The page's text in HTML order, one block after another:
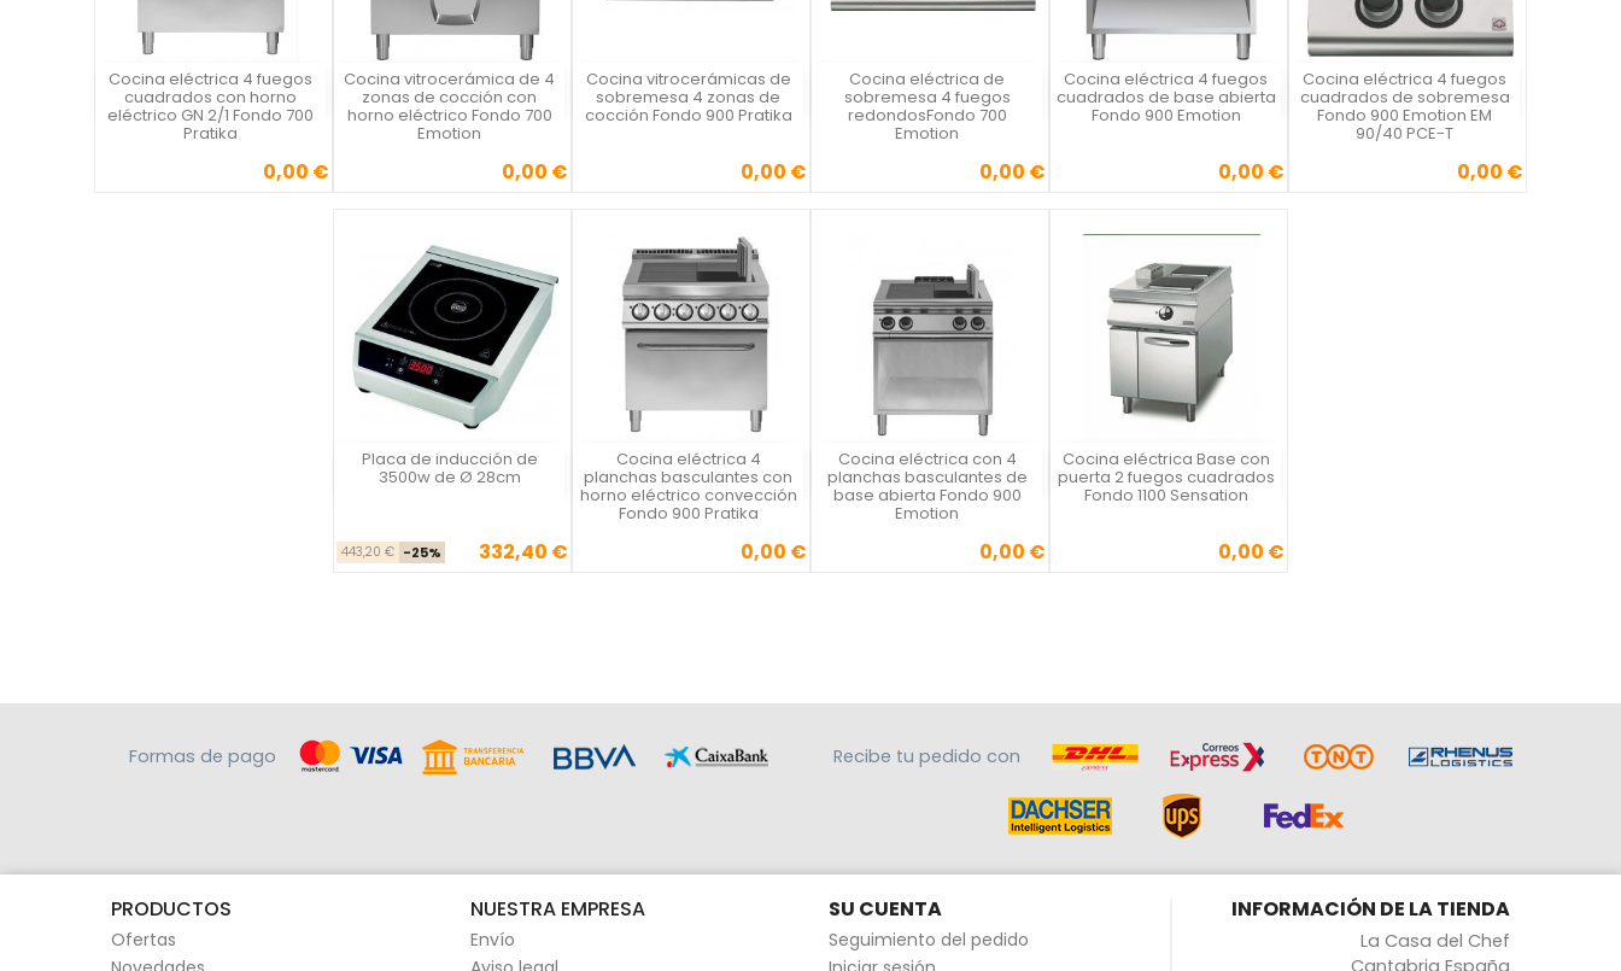
Cocina eléctrica 4 fuegos
cuadrados con horno
eléctrico GN 2/1 Fondo 700
Pratika
Precio0,00 €

Vista rápida Cocina vitrocerámica de 4
zonas de cocción con
horno eléctrico Fondo 700
Emotion
Precio0,00 €

Vista rápida Cocina vitrocerámicas de
sobremesa 4 zonas de
cocción Fondo 900 Pratika
Precio0,00 €

Vista rápida Cocina eléctrica de
sobremesa 4 fuegos
redondosFondo 700
Emotion
Precio0,00 €
Vista rápida Cocina eléctrica 4 fuegos
cuadrados de base abierta
Fondo 900 Emotion
Precio0,00 €

Vista rápida Cocina eléctrica 4 fuegos
cuadrados de sobremesa
Fondo 900 Emotion EM
90/40 PCE-T
Precio0,00 €

Vista rápida
Placa de inducción de
3500w de Ø 28cm
Precio base
443,20 € -25% Precio
332,40 €

Vista rápida Cocina eléctrica 4
planchas basculantes con
horno eléctrico convección
Fondo 900 Pratika
Precio0,00 €

Vista rápida Cocina eléctrica con 4
planchas basculantes de
base abierta Fondo 900
Emotion
Precio0,00 €

Vista rápida Cocina eléctrica Base con
puerta 2 fuegos cuadrados
Fondo 1100 Sensation
Precio0,00 €

Vista rápida
Formas de pago Recibe tu pedido con
PRODUCTOS
Ofertas
NUESTRA EMPRESA
Envío
SU CUENTA
Seguimiento del pedido
INFORMACIÓN DE LA TIENDA
La Casa del Chef